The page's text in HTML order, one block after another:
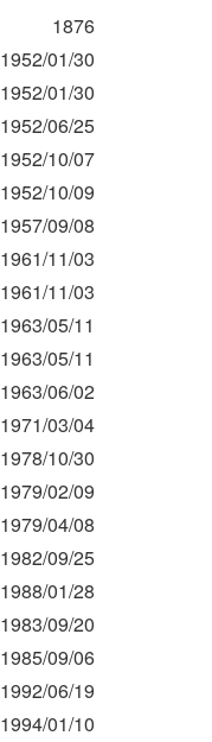
1876
1952/01/30
1952/01/30
1952/06/25
1952/10/07
1952/10/09
1957/09/08
1961/11/03
1961/11/03
1963/05/11
1963/05/11
1963/06/02
1971/03/04
1978/10/30
1979/02/09
1979/04/08
1982/09/25
1988/01/28
1983/09/20
1985/09/06
1992/06/19
1994/01/10